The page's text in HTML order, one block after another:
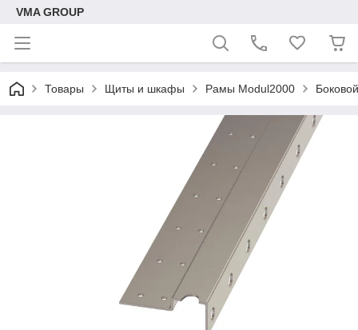
VMA GROUP
Товары Щиты и шкафы Рамы Modul2000